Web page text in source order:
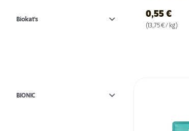
Biokat's
BIONIC
0,55 €
(13,75 € / kg)